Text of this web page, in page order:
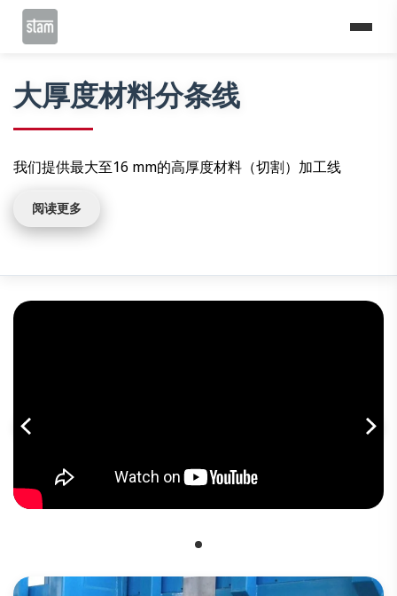
Home
大厚度材料分条线
我们提供最大至16 mm的高厚度材料（切割）加工线
阅读更多